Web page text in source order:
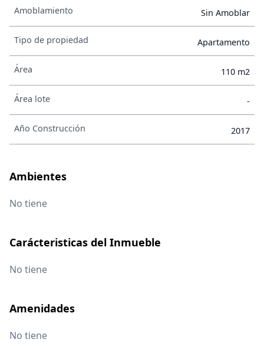
Amoblamiento Sin Amoblar
Tipo de propiedad Apartamento
Área 110 m2
Área lote -
Año Construcción 2017
Ambientes
No tiene
Carácteristicas del Inmueble
No tiene
Amenidades
No tiene